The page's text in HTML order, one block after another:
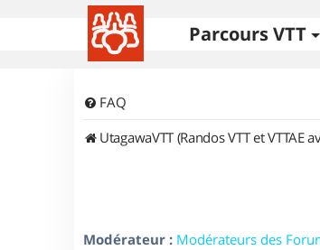
Parcours VTT
FAQ
UtagawaVTT (Randos VTT et VTTAE
Modérateur : Modérateurs des